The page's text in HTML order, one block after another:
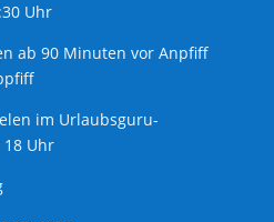
Uhr
ab 90 Minuten vor Anpfiff
im Urlaubsguru-
Uhr